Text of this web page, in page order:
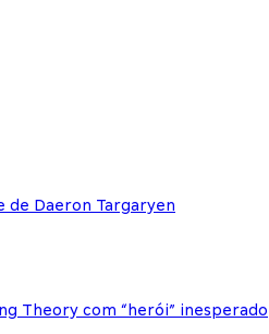
de Daeron Targaryen
Theory com “herói” inesperado